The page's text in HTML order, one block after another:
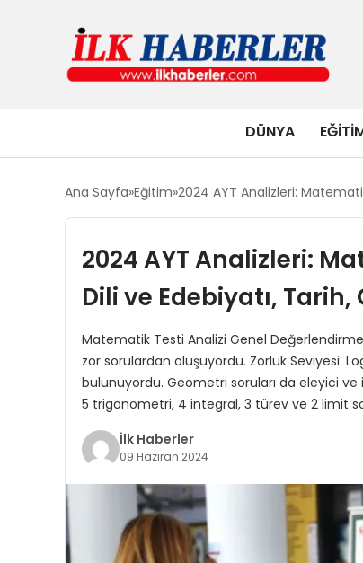
DÜNYA
Ana Sayfa Eğitim 2024 AYT Analizleri:
2024 AYT Analizleri:
Dili ve Edebiyatı,
Matematik Testi Analizi Genel
zor sorulardan oluşuyordu. Zorluk Seviyesi:
bulunuyordu. Geometri soruları da eleyici ve
5 trigonometri, 4 integral, 3 türev ve 2 limit
İlk Haberler
09 Haziran 2024